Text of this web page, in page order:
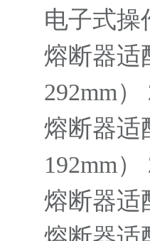
电子式操
熔断器适
292mm）
熔断器适
192mm）
熔断器适